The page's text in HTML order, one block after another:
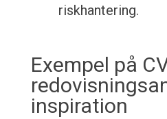
riskhantering.
Exempel på
inspiration